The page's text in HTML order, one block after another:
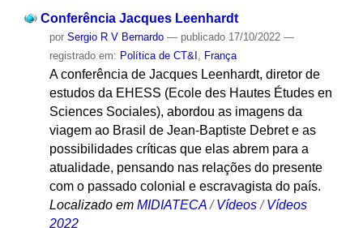
Conferência Jacques Leenhardt
por Sergio R V Bernardo — publicado17/10/2022 —
registrado em: Política de CT&I , França
A conferência de Jacques Leenhardt, diretor de
estudos da EHESS (Ecole des Hautes Études en
Sciences Sociales), abordou as imagens da
viagem ao Brasil de Jean-Baptiste Debret e as
possibilidades críticas que elas abrem para a
atualidade, pensando nas relações do presente
com o passado colonial e escravagista do país.
Localizado em MIDIATECA /Vídeos /Vídeos
2022